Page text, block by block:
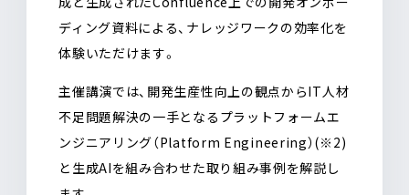
ディング資料による、ナレッジワークの効率化を
体験いただけます。
主催講演では、開発生産性向上の観点からIT人材
不足問題解決の一手となるプラットフォームエ
ンジニアリング（Platform Engineering）(※2)
と生成AIを組み合わせた取り組み事例を解説し